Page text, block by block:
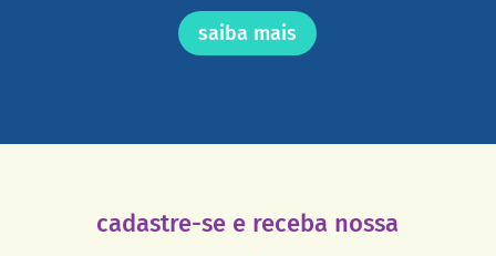
saiba mais
cadastre-se e receba nossa